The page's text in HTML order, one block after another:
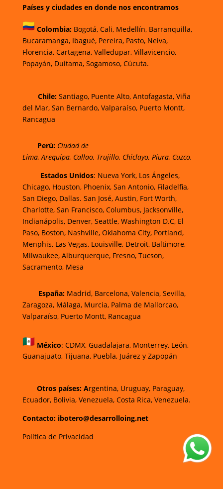
Países y ciudades en donde nos encontramos
Colombia: Bogotá,Cali, Medellín, Barranquilla,
Bucaramanga,Ibagué,Pereira,Pasto, Neiva,
Florencia, Cartagena, Valledupar, Villavicencio,
Popayán, Duitama, Sogamoso, Cúcuta.
Chile:Santiago, Puente Alto, Antofagasta, Viña
del Mar, San Bernardo, Valparaíso, Puerto Montt,
Rancagua
Perú: Ciudad de
Lima, Arequipa, Callao, Trujillo, Chiclayo, Piura, Cuzco.
Estados Unidos: Nueva York, Los Ángeles,
Chicago, Houston, Phoenix, San Antonio, Filadelfia,
San Diego, Dallas. San José, Austin, Fort Worth,
Charlotte, San Francisco, Columbus, Jacksonville,
Indianápolis, Denver, Seattle, Washington D.C, El
Paso, Boston, Nashville, Oklahoma City, Portland,
Menphis, Las Vegas, Louisville, Detroit, Baltimore,
Milwaukee, Alburquerque, Fresno, Tucson,
Sacramento, Mesa
España: Madrid, Barcelona, Valencia, Sevilla,
Zaragoza, Málaga, Murcia, Palma de Mallorcao,
Valparaíso, Puerto Montt, Rancagua
México: CDMX, Guadalajara, Monterrey, León,
Guanajuato, Tijuana, Puebla, Juárez y Zapopán
Otros países: Argentina, Uruguay, Paraguay,
Ecuador, Bolivia, Venezuela, Costa Rica, Venezuela.
Contacto: ibotero@desarrolloing.net
Política de Privacidad
w